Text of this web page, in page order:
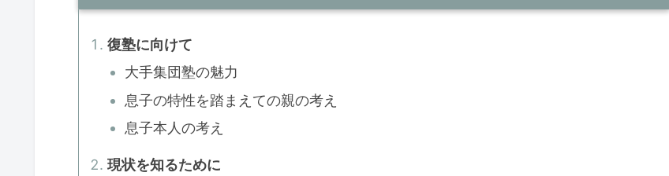
復塾に向けて
大手集団塾の魅力
息子の特性を踏まえての親の考え
息子本人の考え
現状を知るために